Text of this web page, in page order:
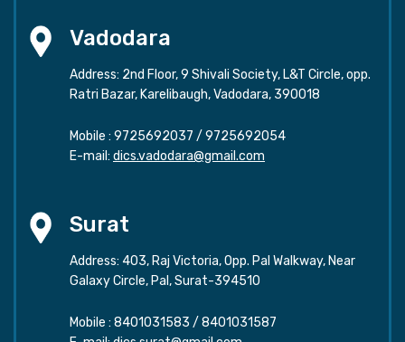
Vadodara
Address: 2nd Floor, 9 Shivali Society, L&T Circle, opp.
Ratri Bazar, Karelibaugh, Vadodara, 390018
Mobile : 9725692037 / 9725692054
E-mail: dics.vadodara@gmail.com
Surat
Address: 403, Raj Victoria, Opp. Pal Walkway, Near
Galaxy Circle, Pal, Surat-394510
Mobile : 8401031583 / 8401031587